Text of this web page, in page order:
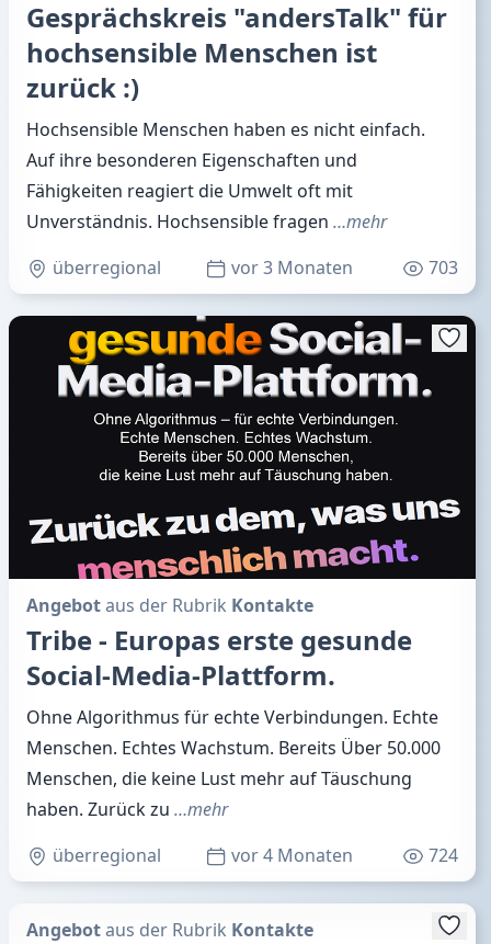
Gesprächskreis "andersTalk" für
hochsensible Menschen ist
zurück :)
Hochsensible Menschen haben es nicht einfach.
Auf ihre besonderen Eigenschaften und
Fähigkeiten reagiert die Umwelt oft mit
Unverständnis. Hochsensible fragen …mehr
überregional
vor 3 Monaten 703
Angebotaus der Rubrik Kontakte
Tribe - Europas erste gesunde
Social-Media-Plattform.
Ohne Algorithmus für echte Verbindungen. Echte
Menschen. Echtes Wachstum. Bereits Über 50.000
Menschen, die keine Lust mehr auf Täuschung
haben. Zurück zu …mehr
überregional
vor 4 Monaten 724
Angebotaus der Rubrik Kontakte